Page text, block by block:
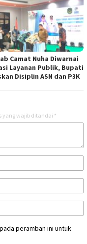
Camat Nuha Diwarnai
Layanan Publik, Bupati
Disiplin ASN dan P3K
yang wajib ditandai *
peramban ini untuk